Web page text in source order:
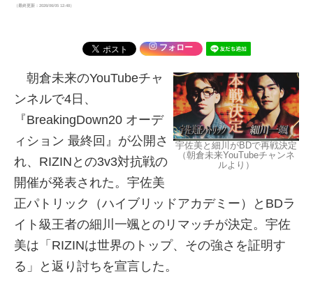
（最終更新：2026/06/05 12:48）
フォロー
宇佐美と細川がBDで再戦決定
（朝倉未来YouTubeチャンネ
ルより）
朝倉未来のYouTubeチャ
ンネルで4日、
『BreakingDown20 オーデ
ィション 最終回』が公開さ
れ、RIZINとの3v3対抗戦の
開催が発表された。宇佐美
正パトリック（ハイブリッドアカデミー）とBDラ
イト級王者の細川一颯とのリマッチが決定。宇佐
美は「RIZINは世界のトップ、その強さを証明す
る」と返り討ちを宣言した。